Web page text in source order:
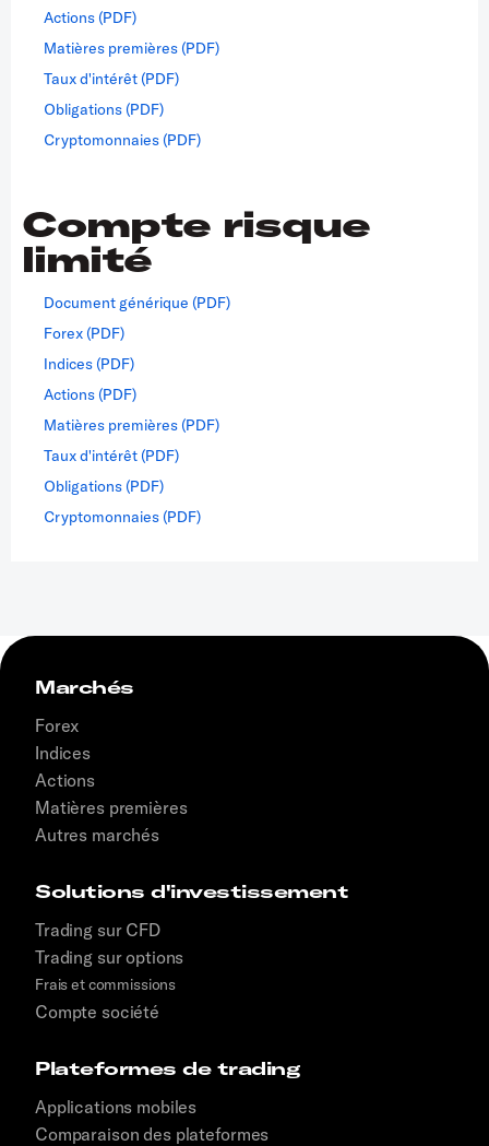
Actions (PDF)
Matières premières (PDF)
Taux d'intérêt (PDF)
Obligations (PDF)
Cryptomonnaies (PDF)
Compte risque
limité
Document générique (PDF)
Forex (PDF)
Indices (PDF)
Actions (PDF)
Matières premières (PDF)
Taux d'intérêt (PDF)
Obligations (PDF)
Cryptomonnaies (PDF)
Marchés
Forex
Indices
Actions
Matières premières
Autres marchés
Solutions d'investissement
Trading sur CFD
Trading sur options
Frais et commissions
Compte société
Plateformes de trading
Applications mobiles
Comparaison des plateformes